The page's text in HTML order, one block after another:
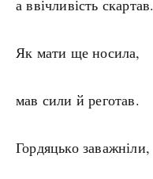
а ввічливість скартав.
Як мати ще носила,
мав сили й реготав.
Гордяцько заважніли,